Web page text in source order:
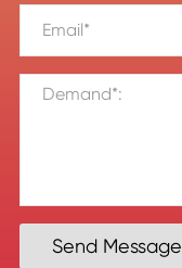
Send Message